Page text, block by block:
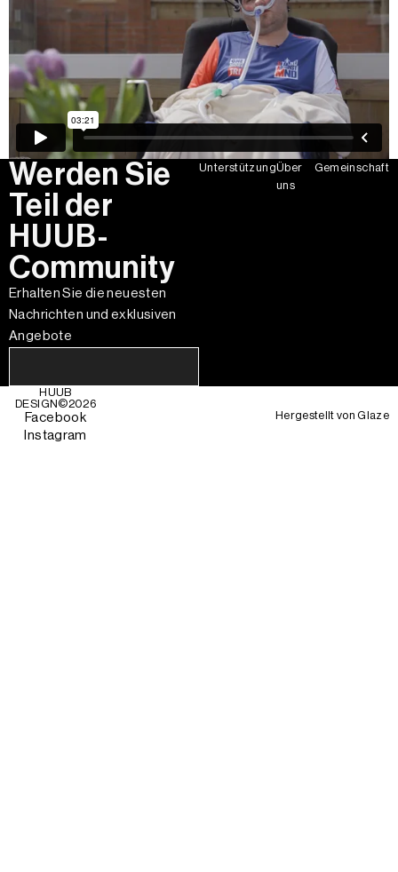
Werden Sie
Teil der
HUUB-
Community
Erhalten Sie die neuesten
Nachrichten und exklusiven
Angebote
UnterstützungÜber
uns
Gemeinschaft
HUUB
DESIGN©2026
Facebook
Instagram
Hergestellt vonGlaze